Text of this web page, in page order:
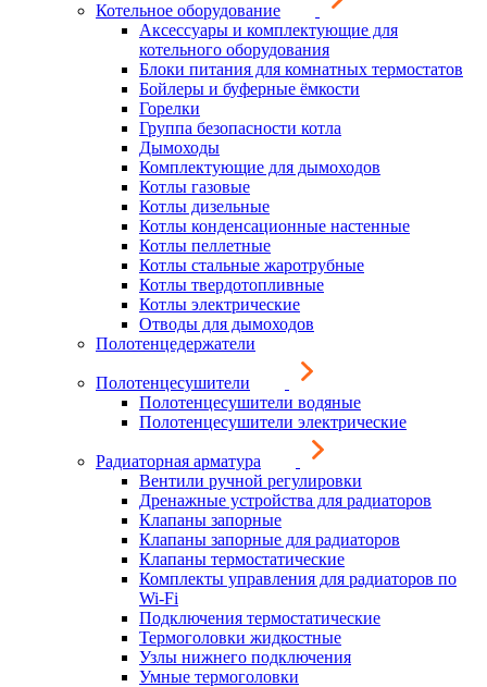
Котельное оборудование
Аксессуары и комплектующие для
котельного оборудования
Блоки питания для комнатных термостатов
Бойлеры и буферные ёмкости
Горелки
Группа безопасности котла
Дымоходы
Комплектующие для дымоходов
Котлы газовые
Котлы дизельные
Котлы конденсационные настенные
Котлы пеллетные
Котлы стальные жаротрубные
Котлы твердотопливные
Котлы электрические
Отводы для дымоходов
Полотенцедержатели
Полотенцесушители
Полотенцесушители водяные
Полотенцесушители электрические
Радиаторная арматура
Вентили ручной регулировки
Дренажные устройства для радиаторов
Клапаны запорные
Клапаны запорные для радиаторов
Клапаны термостатические
Комплекты управления для радиаторов по
Wi-Fi
Подключения термостатические
Термоголовки жидкостные
Узлы нижнего подключения
Умные термоголовки